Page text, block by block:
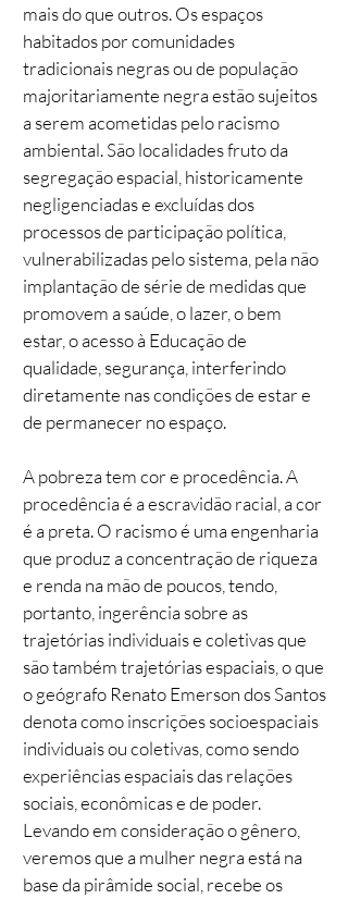
mais do que outros. Os espaços
habitados por comunidades
tradicionais negras ou de população
majoritariamente negra estão sujeitos
a serem acometidas pelo racismo
ambiental. São localidades fruto da
segregação espacial, historicamente
negligenciadas e excluídas dos
processos de participação política,
vulnerabilizadas pelo sistema, pela não
implantação de série de medidas que
promovem a saúde, o lazer, o bem
estar, o acesso à Educação de
qualidade, segurança, interferindo
diretamente nas condições de estar e
de permanecer no espaço.
A pobreza tem cor e procedência. A
procedência é a escravidão racial, a cor
é a preta. O racismo é uma engenharia
que produz a concentração de riqueza
e renda na mão de poucos, tendo,
portanto, ingerência sobre as
trajetórias individuais e coletivas que
são também trajetórias espaciais, o que
o geógrafo Renato Emerson dos Santos
denota como inscrições socioespaciais
individuais ou coletivas, como sendo
experiências espaciais das relações
sociais, econômicas e de poder.
Levando em consideração o gênero,
veremos que a mulher negra está na
base da pirâmide social, recebe os